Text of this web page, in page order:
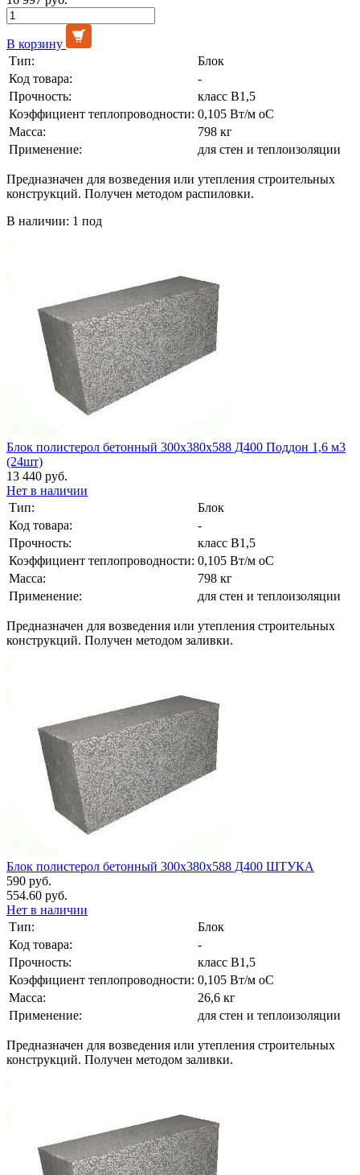
В корзину
Тип:
Блок
Код товара:
-
Прочность:
класс В1,5
Коэффициент теплопроводности: 0,105 Вт/м оС
Масса:
798 кг
Применение:
для стен и теплоизоляции
Предназначен для возведения или утепления строительных
конструкций. Получен методом распиловки.
В наличии: 1 под
Блок полистерол бетонный 300х380х588 Д400 Поддон 1,6 м3
(24шт)
13 440 руб.
Нет в наличии
Тип:
Блок
Код товара:
-
Прочность:
класс В1,5
Коэффициент теплопроводности: 0,105 Вт/м оС
Масса:
798 кг
Применение:
для стен и теплоизоляции
Предназначен для возведения или утепления строительных
конструкций. Получен методом заливки.
Блок полистерол бетонный 300х380х588 Д400 ШТУКА
590 руб.
554.60 руб.
Нет в наличии
Тип:
Блок
Код товара:
-
Прочность:
класс В1,5
Коэффициент теплопроводности: 0,105 Вт/м оС
Масса:
26,6 кг
Применение:
для стен и теплоизоляции
Предназначен для возведения или утепления строительных
конструкций. Получен методом заливки.